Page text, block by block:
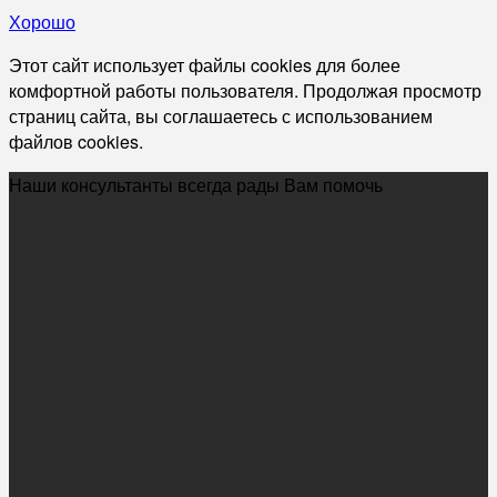
Хорошо
Этот сайт использует файлы cookies для более
комфортной работы пользователя. Продолжая просмотр
страниц сайта, вы соглашаетесь с использованием
файлов cookies.
Наши консультанты всегда рады Вам помочь